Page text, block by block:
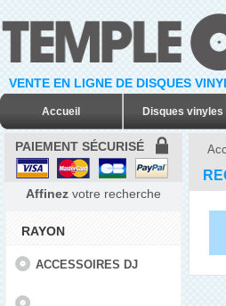
VENTE EN LIGNE DE DISQUES
Accueil Disques vinyles
PAIEMENT SÉCURISÉ
Affinez votre recherche
RAYON
ACCESSOIRES DJ